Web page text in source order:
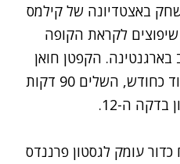
באצטדיונה של קילמס
שיפוצים לקראת הקופה
הקפטן חואן
סבסטיאן ורון, שיחגוג 36 בעוד כחודש, השלים 90 דקות
ה-12.
עומק לגסטון פרננדס